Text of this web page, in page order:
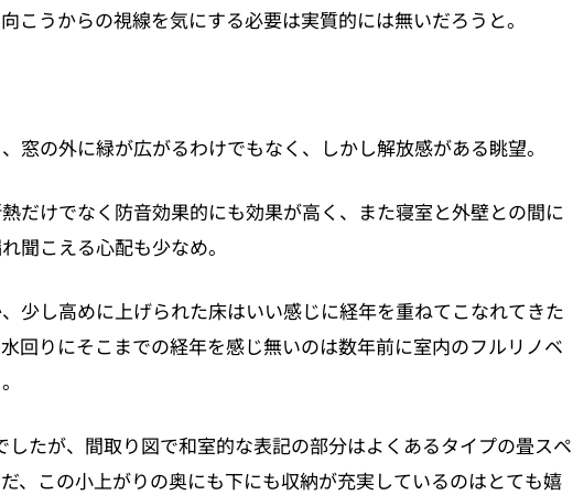
こうからの視線を気にする必要は実質的には無いだろうと。
窓の外に緑が広がるわけでもなく、しかし解放感がある眺望。
だけでなく防音効果的にも効果が高く、また寝室と外壁との間に
聞こえる心配も少なめ。
少し高めに上げられた床はいい感じに経年を重ねてこなれてきた
回りにそこまでの経年を感じ無いのは数年前に室内のフルリノベ
したが、間取り図で和室的な表記の部分はよくあるタイプの畳スペ
、この小上がりの奥にも下にも収納が充実しているのはとても嬉